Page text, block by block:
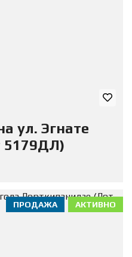
ул. Эгнате
5179ДЛ)
АКТИВНО
ПРОДАЖА